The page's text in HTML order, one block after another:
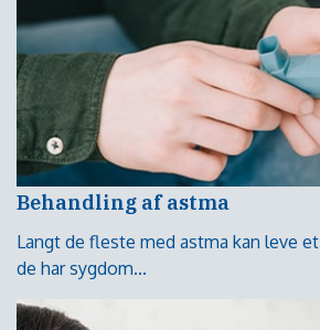
Behandling af astma
Langt de fleste med astma kan leve
de har sygdom...